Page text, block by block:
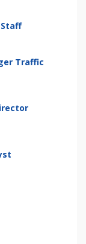
Traffic